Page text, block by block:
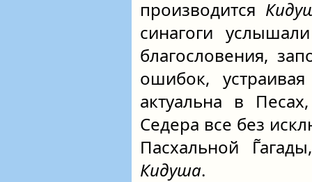
производится
синагоги
благословения,
ошибок,
актуальна в
Седера все без
Пасхальной
Кидуша.